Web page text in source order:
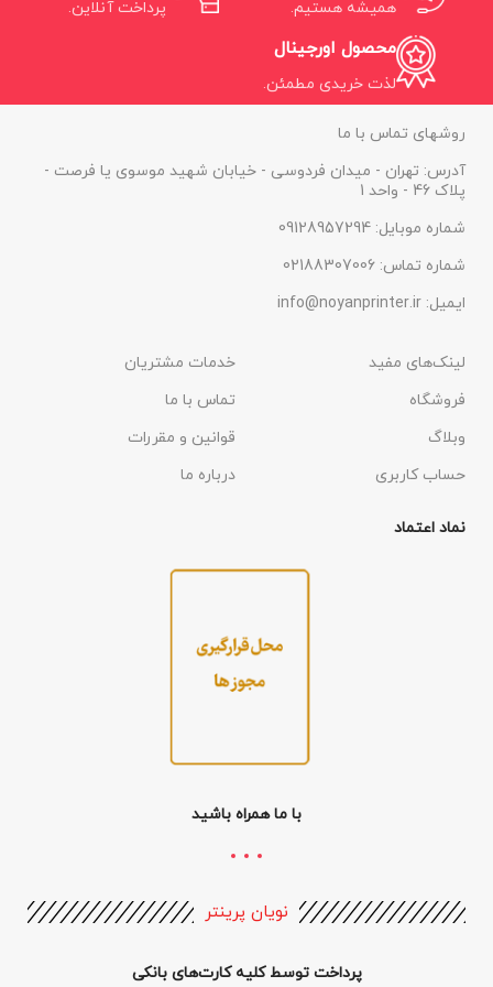
همیشه هستیم. پرداخت آنلاین.
محصول اورجینال
لذت خریدی مطمئن.
روشهای تماس با ما
آدرس: تهران - میدان فردوسی - خیابان شهید موسوی یا فرصت -
پلاک 46 - واحد 1
شماره موبایل: 09128957294
شماره تماس: 02188307006
ایمیل: info@noyanprinter.ir
لینک‌های مفید
فروشگاه
وبلاگ
حساب کاربری
خدمات مشتریان
تماس با ما
قوانین و مقررات
درباره ما
نماد اعتماد
با ما همراه باشید
نویان پرینتر
پرداخت توسط کلیه کارت‌های بانکی